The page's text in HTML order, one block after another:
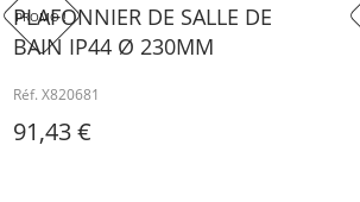
PROMO !
PLAFONNIER DE SALLE DE
BAIN IP44 Ø 230MM
Réf. X820681
91,43 €